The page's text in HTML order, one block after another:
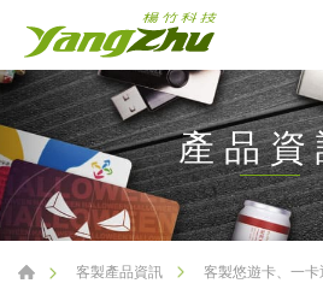
產品
客製產品資訊 客製悠遊卡、一卡